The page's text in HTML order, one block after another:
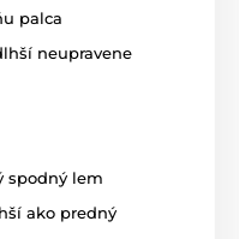
palca
neupravene
spodný lem
ako predný